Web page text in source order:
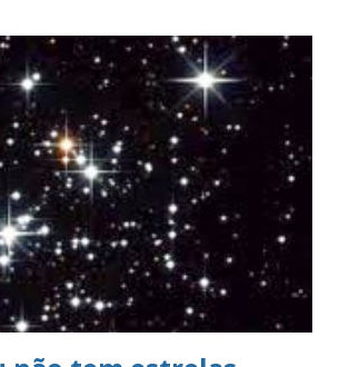
de condição social, de separações ou
de um sonho ou ideal. A princípio
e muitas vezes somos levados
com a sensação de que fomos
nos pertencia, a que tínhamos direito.
porque os sentimentos ficam no nosso
por um certo tempo, e depois acab...